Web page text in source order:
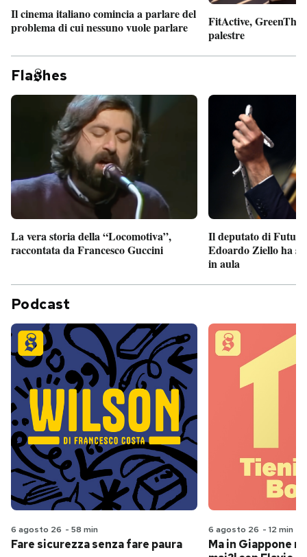
Il cinema italiano comincia a parlare del
problema di cui nessuno vuole parlare
FitActive,
palestre
Fla hes
La vera storia della “Locomotiva”,
raccontata da Francesco Guccini
Il deputato di
Edoardo Ziello ha
in aula
Podcast
6 agosto 26 - 58 min
Fare sicurezza senza fare paura
6 agosto 26 - 12 min
Ma in Giappone